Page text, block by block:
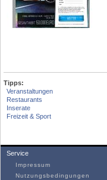
Tipps:
Veranstaltungen
Restaurants
Inserate
Freizeit & Sport
Service
Impressum
Nutzungsbedingungen